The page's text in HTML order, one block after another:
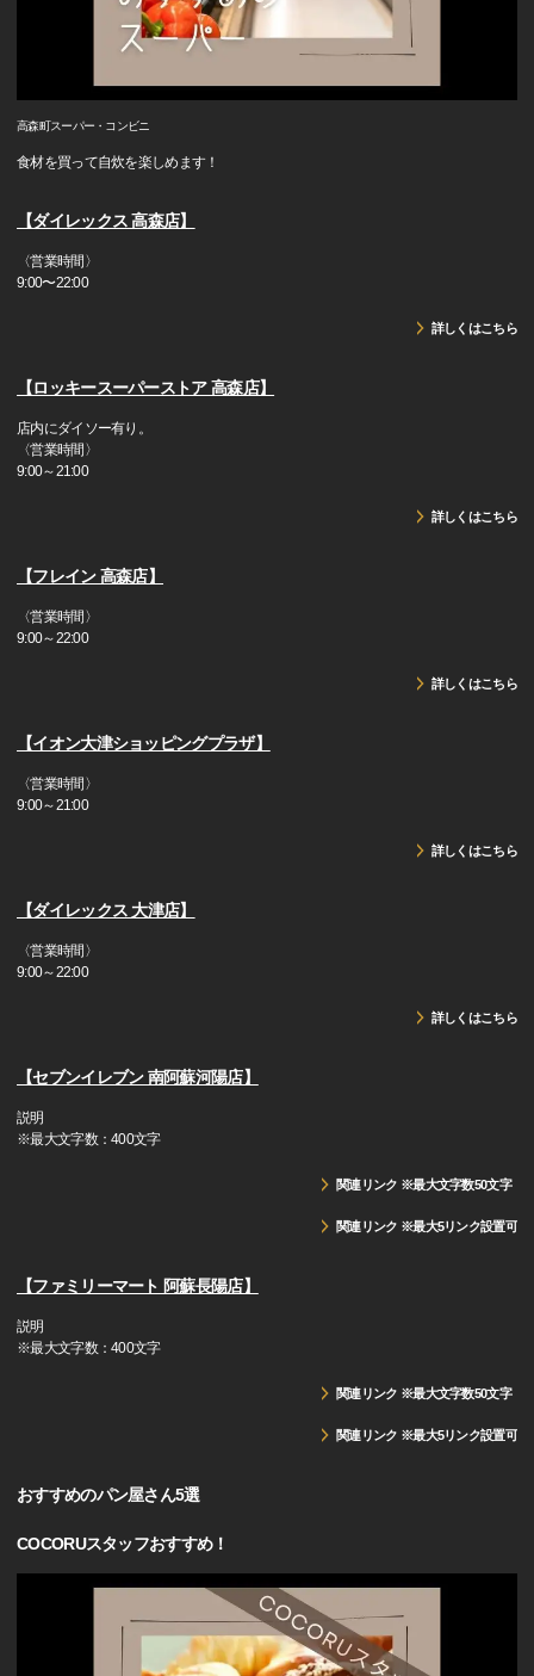
高森町スーパー・コンビニ
食材を買って自炊を楽しめます！
【ダイレックス 高森店】
〈営業時間〉
9:00〜22:00
詳しくはこちら
【ロッキースーパーストア 高森店】
店内にダイソー有り。
〈営業時間〉
9:00～21:00
詳しくはこちら
【フレイン 高森店】
〈営業時間〉
9:00～22:00
詳しくはこちら
【イオン大津ショッピングプラザ】
〈営業時間〉
9:00～21:00
詳しくはこちら
【ダイレックス 大津店】
〈営業時間〉
9:00～22:00
詳しくはこちら
【セブンイレブン 南阿蘇河陽店】
説明
※最大文字数：400文字
関連リンク ※最大文字数50文字
関連リンク ※最大5リンク設置可
【ファミリーマート 阿蘇長陽店】
説明
※最大文字数：400文字
関連リンク ※最大文字数50文字
関連リンク ※最大5リンク設置可
おすすめのパン屋さん5選
COCORUスタッフおすすめ！